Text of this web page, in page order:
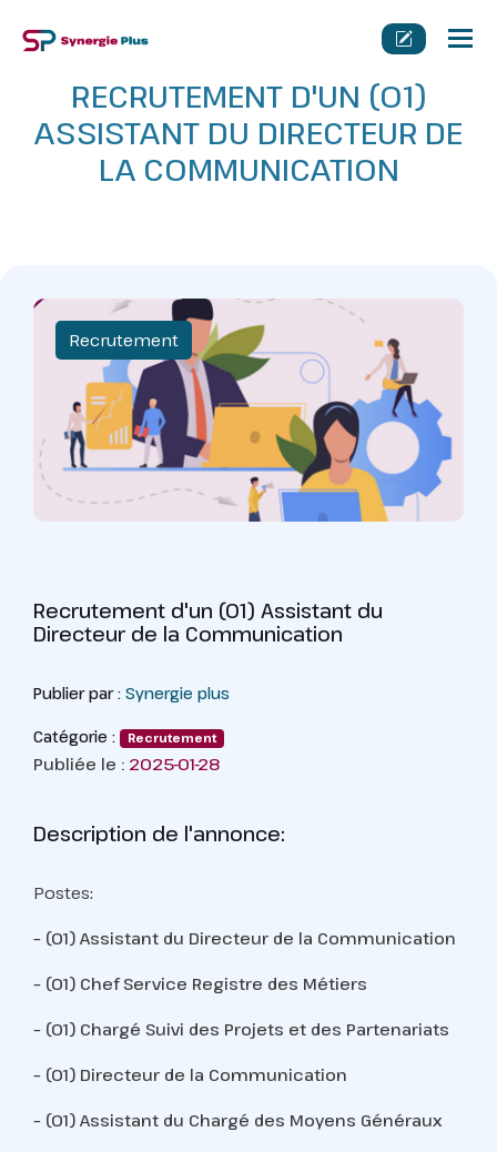
RECRUTEMENT D'UN (01)
ASSISTANT DU DIRECTEUR DE
LA COMMUNICATION
Recrutement
Recrutement d'un (01) Assistant du
Directeur de la Communication
Publier par : Synergie plus
Catégorie : Recrutement
Publiée le : 2025-01-28
Description de l'annonce:
Postes:
– (01) Assistant du Directeur de la Communication
– (01) Chef Service Registre des Métiers
– (01) Chargé Suivi des Projets et des Partenariats
– (01) Directeur de la Communication
– (01) Assistant du Chargé des Moyens Généraux